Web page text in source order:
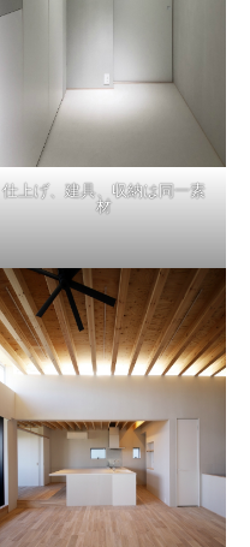
仕上げ、建具、収納は同一素
材